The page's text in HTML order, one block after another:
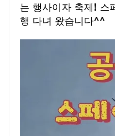
는 행사이자 축제! 스
행 다녀 왔습니다^^